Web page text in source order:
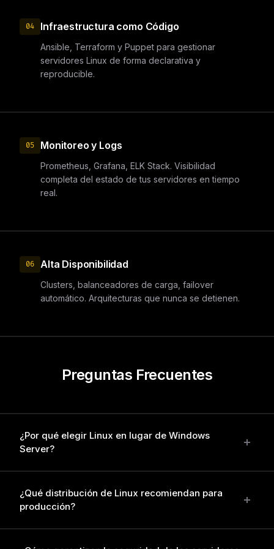
04 Infraestructura como Código
Ansible, Terraform y Puppet para gestionar
servidores Linux de forma declarativa y
reproducible.
05 Monitoreo y Logs
Prometheus, Grafana, ELK Stack. Visibilidad
completa del estado de tus servidores en tiempo
real.
06 Alta Disponibilidad
Clusters, balanceadores de carga, failover
automático. Arquitecturas que nunca se detienen.
Preguntas Frecuentes
¿Por qué elegir Linux en lugar de Windows
Server?
para servidores web. Es gratuito, consume menos
recursos y tiene una comunidad masiva de soporte. El
96% de los servidores web del mundo usan Linux por
¿Qué distribución de Linux recomiendan para
producción?